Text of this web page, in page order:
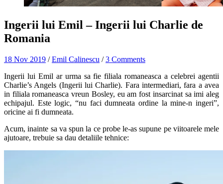
Ingerii lui Emil – Ingerii lui Charlie de
Romania
18 Nov 2019 /Emil Calinescu /3 Comments
Ingerii lui Emil ar urma sa fie filiala romaneasca a celebrei agentii
Charlie’s Angels (Ingerii lui Charlie). Fara intermediari, fara a avea
in filiala romaneasca vreun Bosley, eu am fost insarcinat sa imi aleg
echipajul. Este logic, “nu faci dumneata ordine la mine-n ingeri”,
oricine ai fi dumneata.
Acum, inainte sa va spun la ce probe le-as supune pe viitoarele mele
ajutoare, trebuie sa dau detaliile tehnice: